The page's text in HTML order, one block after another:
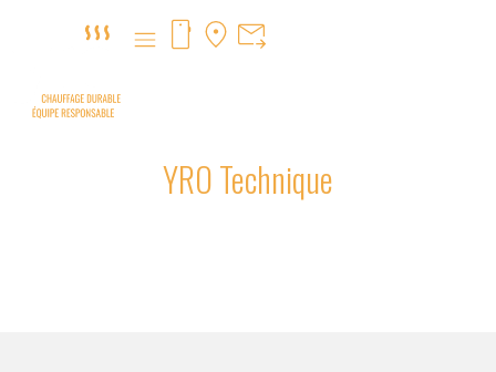
YRO Technique
Chauffage pour hall industriel